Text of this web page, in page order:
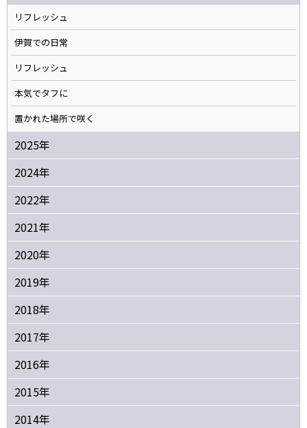
リフレッシュ
伊賀での日常
リフレッシュ
本気でタフに
置かれた場所で咲く
2025年
2024年
2022年
2021年
2020年
2019年
2018年
2017年
2016年
2015年
2014年